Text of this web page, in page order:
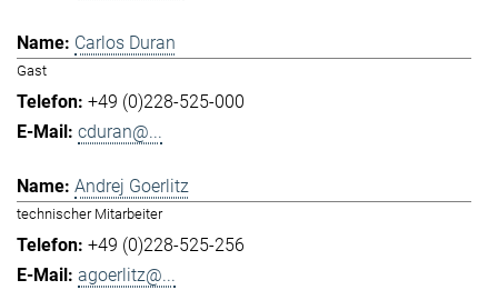
Carlos Duran
Gast
+49 (0)228-525-000
cduran@...
Andrej Goerlitz
technischer Mitarbeiter
+49 (0)228-525-256
agoerlitz@...